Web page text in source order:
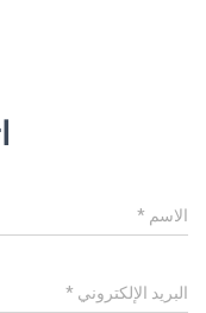
الاسم *
البريد الإلكتروني *